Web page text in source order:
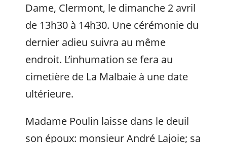
Dame, Clermont, le dimanche 2 avril
de 13h30 à 14h30. Une cérémonie du
dernier adieu suivra au même
endroit. L’inhumation se fera au
cimetière de La Malbaie à une date
ultérieure.
Madame Poulin laisse dans le deuil
son époux: monsieur André Lajoie; sa